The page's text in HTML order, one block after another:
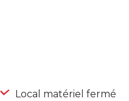
Local matériel fermé